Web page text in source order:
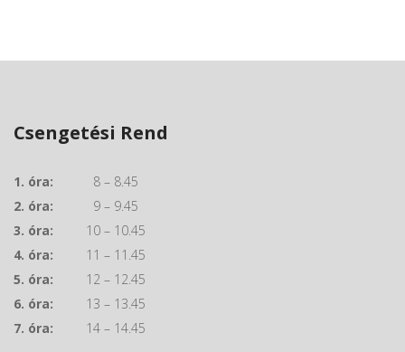
Csengetési Rend
1. óra: 8 – 8.45
2. óra: 9 – 9.45
3. óra: 10 – 10.45
4. óra: 11 – 11.45
5. óra: 12 – 12.45
6. óra: 13 – 13.45
7. óra: 14 – 14.45